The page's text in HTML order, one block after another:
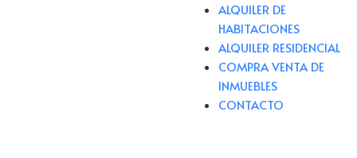
ALQUILER DE
HABITACIONES
ALQUILER RESIDENCIAL
COMPRA VENTA DE
INMUEBLES
CONTACTO